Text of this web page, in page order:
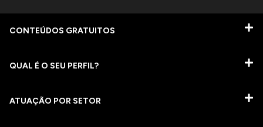
CONTEÚDOS GRATUITOS
QUAL É O SEU PERFIL?
ATUAÇÃO POR SETOR